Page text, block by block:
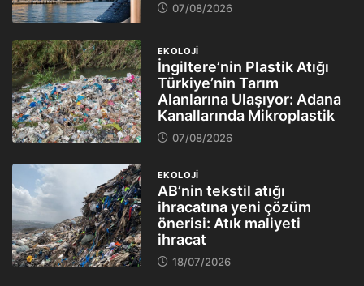
07/08/2026
EKOLOJİ
İngiltere’nin Plastik Atığı
Türkiye’nin Tarım
Alanlarına Ulaşıyor: Adana
Kanallarında Mikroplastik
07/08/2026
EKOLOJİ
AB’nin tekstil atığı
ihracatına yeni çözüm
önerisi: Atık maliyeti
ihracat
18/07/2026